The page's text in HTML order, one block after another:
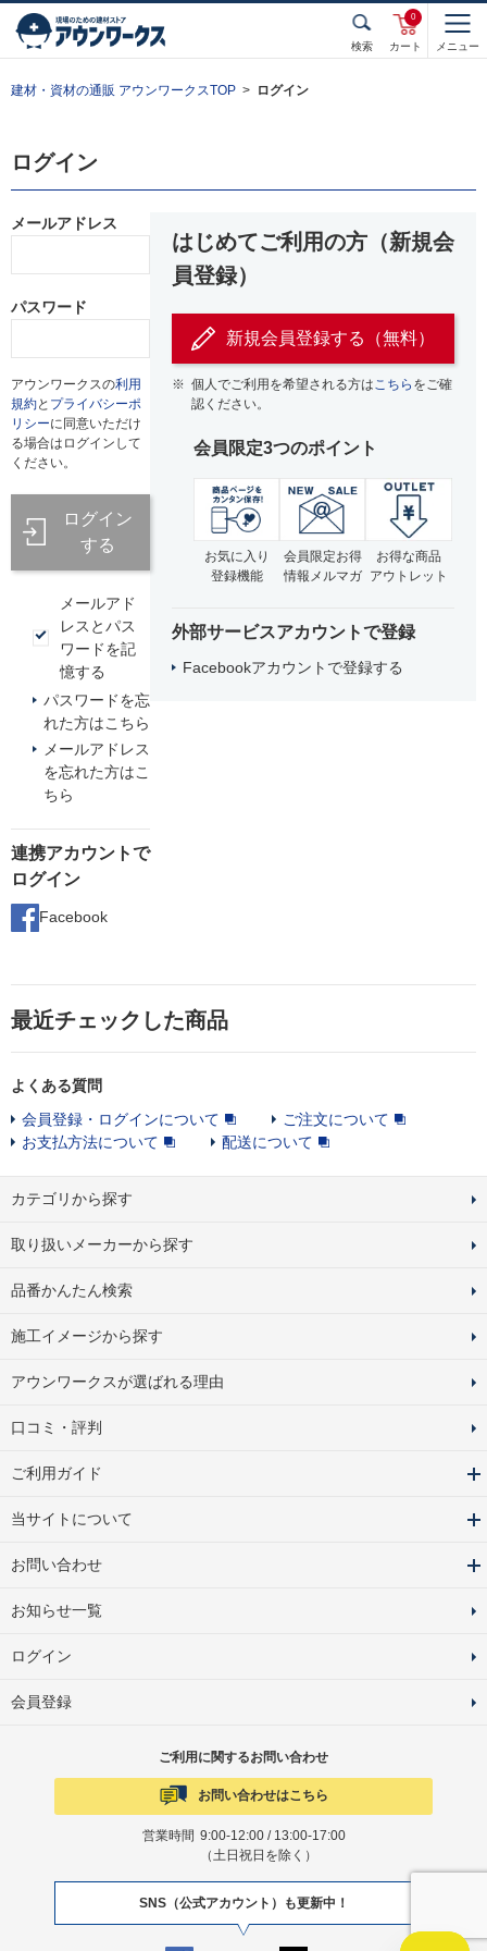
検索 カート
0
メニュー
建材・資材の通販 アウンワークスTOP ログイン
ログイン
メールアドレス
パスワード
アウンワークスの利用
規約と プライバシーポ
リシーに同意いただけ
る場合はログインして
ください。
ログイン
する
メールアド
レスとパス
ワードを記
憶する
パスワードを忘
れた方はこちら
メールアドレス
を忘れた方はこ
ちら
連携アカウントで
ログイン
Facebook
はじめてご利用の方（新規会
員登録）
新規会員登録する（無料）
※ 個人でご利用を希望される方はこちら をご確
認ください。
会員限定3つのポイント
お気に入り
登録機能
会員限定お得
情報メルマガ
お得な商品
アウトレット
外部サービスアカウントで登録
Facebookアカウントで登録する
最近チェックした商品
よくある質問
会員登録・ログインについて
ご注文について
お支払方法について
配送について
カテゴリから探す
取り扱いメーカーから探す
品番かんたん検索
施工イメージから探す
アウンワークスが選ばれる理由
口コミ・評判
ご利用ガイド
当サイトについて
お問い合わせ
お知らせ一覧
ログイン
会員登録
ご利用に関するお問い合わせ
お問い合わせはこちら
営業時間 9:00-12:00 / 13:00-17:00
（土日祝日を除く）
SNS（公式アカウント）も更新中！